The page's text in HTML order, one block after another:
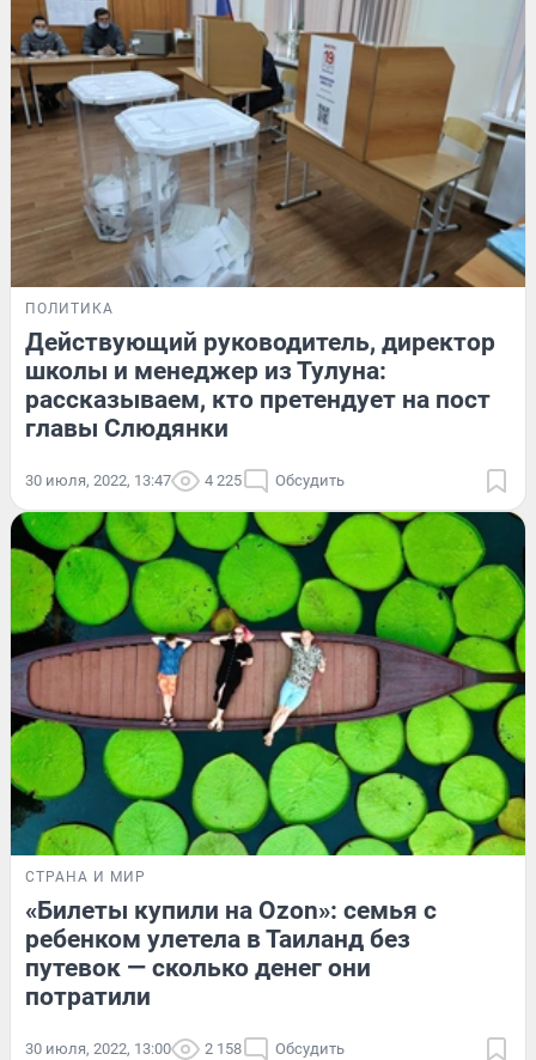
ПОЛИТИКА
Действующий руководитель, директор
школы и менеджер из Тулуна:
рассказываем, кто претендует на пост
главы Слюдянки
30 июля, 2022, 13:47 4 225 Обсудить
СТРАНА И МИР
«Билеты купили на Ozon»: семья с
ребенком улетела в Таиланд без
путевок — сколько денег они
потратили
30 июля, 2022, 13:00 2 158 Обсудить